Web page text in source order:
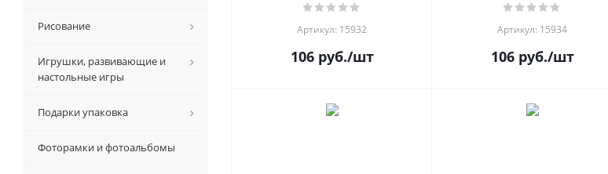
Артикул: 15932
106руб./шт
Артикул: 15934
106руб./шт
Рисование
Игрушки, развивающие и
настольные игры
Подарки упаковка
Фоторамки и фотоальбомы